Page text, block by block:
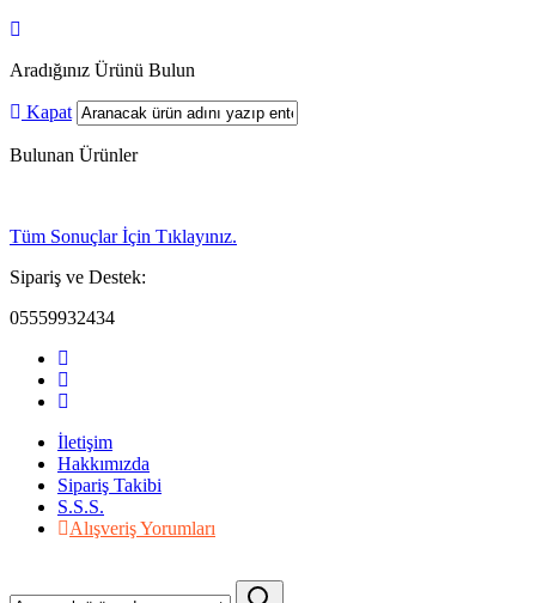
Aradığınız Ürünü Bulun
Kapat
Bulunan Ürünler
Tüm Sonuçlar İçin Tıklayınız.
Sipariş ve Destek:
05559932434
İletişim
Hakkımızda
Sipariş Takibi
S.S.S.
Alışveriş Yorumları